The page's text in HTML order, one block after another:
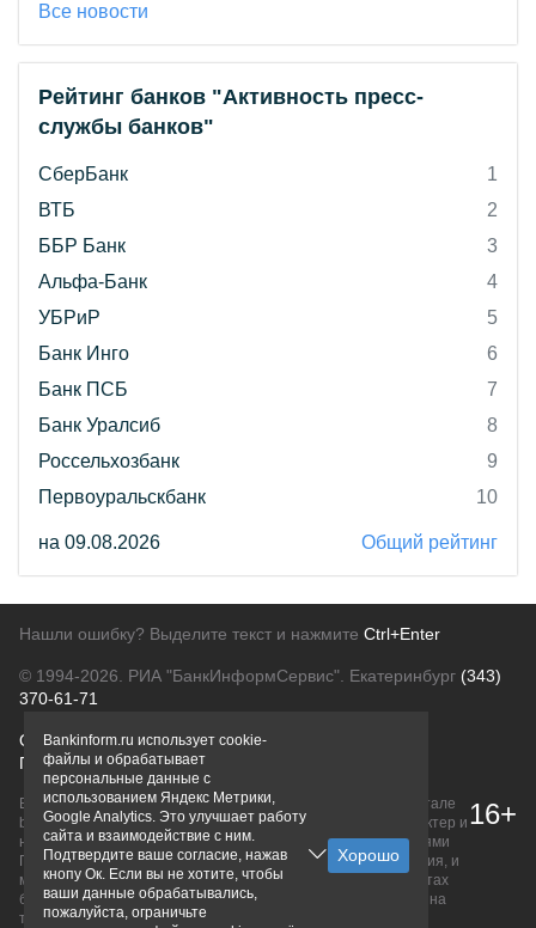
Все новости
Рейтинг банков "Активность пресс-
службы банков"
СберБанк
1
ВТБ
2
ББР Банк
3
Альфа-Банк
4
УБРиР
5
Банк Инго
6
Банк ПСБ
7
Банк Уралсиб
8
Россельхозбанк
9
Первоуральскбанк
10
на 09.08.2026 Общий рейтинг
Нашли ошибку? Выделите текст и нажмите Ctrl+Enter
© 1994-2026. РИА "БанкИнформСервис". Екатеринбург (343)
370-61-71
О проектеПолитика конфиденциальности
Правовая информацияДля рекламодателей
Вся информация о продуктах банков, размещенная на портале
bankinform.ru, носит исключительно ознакомительный характер и
не является публичной офертой, определяемой положениями
ГК РФ. Информация не содержит точного и полного описания, и
может быть изменена. Конечные условия уточняйте на сайтах
банков или при личном обращении. Исключительное право на
товарные знаки принадлежит их правообладателям.
16+
Bankinform.ru использует cookie-
файлы и обрабатывает
персональные данные с
использованием Яндекс Метрики,
Google Analytics. Это улучшает работу
сайта и взаимодействие с ним.
Подтвердите ваше согласие, нажав
кнопу Ок. Если вы не хотите, чтобы
ваши данные обрабатывались,
пожалуйста, ограничьте